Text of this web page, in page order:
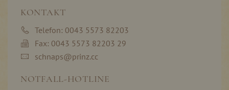
KONTAKT
Telefon: 0043 5573 82203
Fax: 0043 5573 82203 29
schnaps@prinz.cc
NOTFALL-HOTLINE